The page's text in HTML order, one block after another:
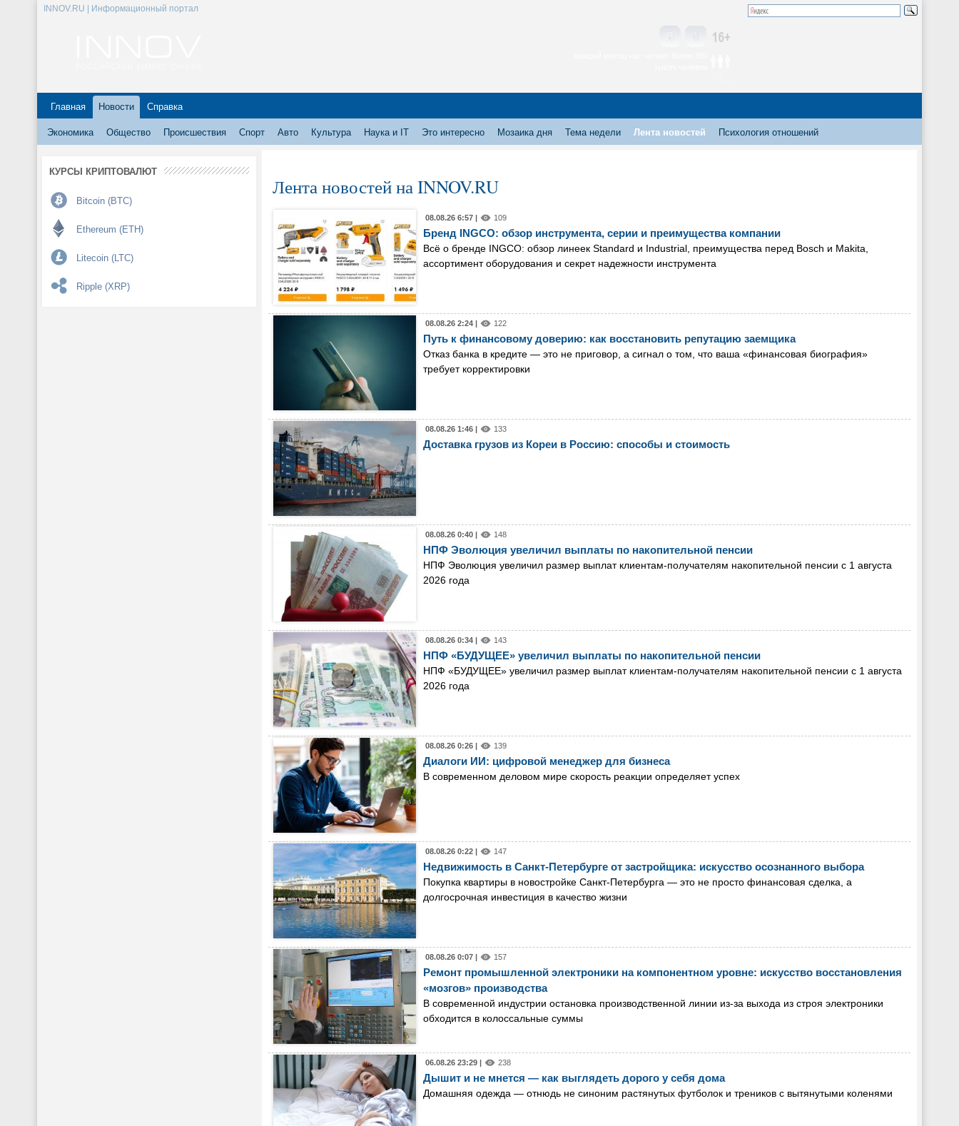
INNOV.RU | Информационный портал
Главная Новости Справка
Экономика Общество Происшествия Спорт Авто Культура Наука и IT Это интересно Мозаика дня Тема недели Лента новостей Психология отношений
КУРСЫ КРИПТОВАЛЮТ
Bitcoin (BTC)
Ethereum (ETH)
Litecoin (LTC)
Ripple (XRP)
Лента новостей на INNOV.RU
08.08.26 6:57 | 109
Бренд INGCO: обзор инструмента, серии и преимущества компании
Всё о бренде INGCO: обзор линеек Standard и Industrial, преимущества перед Bosch и Makita,
ассортимент оборудования и секрет надежности инструмента
08.08.26 2:24 | 122
Путь к финансовому доверию: как восстановить репутацию заемщика
Отказ банка в кредите — это не приговор, а сигнал о том, что ваша «финансовая биография»
требует корректировки
08.08.26 1:46 | 133
Доставка грузов из Кореи в Россию: способы и стоимость
08.08.26 0:40 | 148
НПФ Эволюция увеличил выплаты по накопительной пенсии
НПФ Эволюция увеличил размер выплат клиентам-получателям накопительной пенсии с 1 августа
2026 года
08.08.26 0:34 | 143
НПФ «БУДУЩЕЕ» увеличил выплаты по накопительной пенсии
НПФ «БУДУЩЕЕ» увеличил размер выплат клиентам-получателям накопительной пенсии с 1 августа
2026 года
08.08.26 0:26 | 139
Диалоги ИИ: цифровой менеджер для бизнеса
В современном деловом мире скорость реакции определяет успех
08.08.26 0:22 | 147
Недвижимость в Санкт-Петербурге от застройщика: искусство осознанного выбора
Покупка квартиры в новостройке Санкт-Петербурга — это не просто финансовая сделка, а
долгосрочная инвестиция в качество жизни
08.08.26 0:07 | 157
Ремонт промышленной электроники на компонентном уровне: искусство восстановления
«мозгов» производства
В современной индустрии остановка производственной линии из-за выхода из строя электроники
обходится в колоссальные суммы
06.08.26 23:29 | 238
Дышит и не мнется — как выглядеть дорого у себя дома
Домашняя одежда — отнюдь не синоним растянутых футболок и треников с вытянутыми коленями